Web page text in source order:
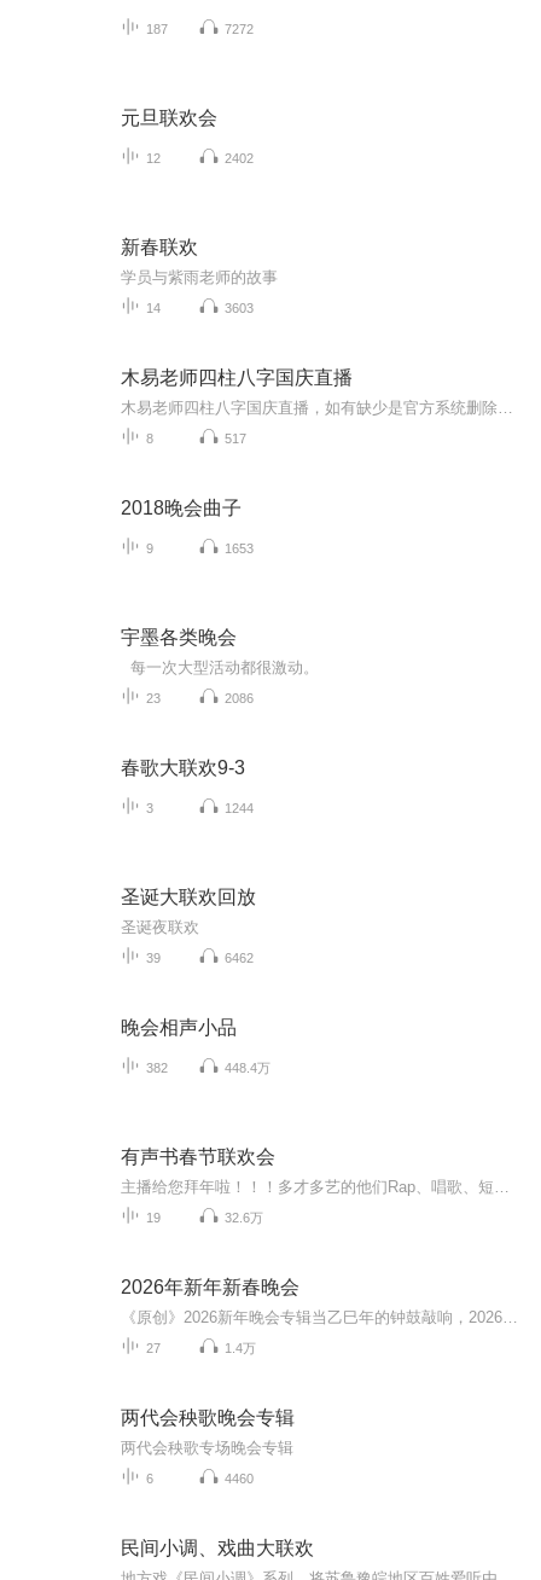
187 7272
元旦联欢会
12 2402
新春联欢
学员与紫雨老师的故事
14 3603
木易老师四柱八字国庆直播
8 517
2018晚会曲子
9 1653
宇墨各类晚会
每一次大型活动都很激动。
23 2086
春歌大联欢9-3
3 1244
圣诞大联欢回放
圣诞夜联欢
39 6462
晚会相声小品
382 448.4万
有声书春节联欢会
19 32.6万
2026年新年新春晚会
27 1.4万
两代会秧歌晚会专辑
两代会秧歌专场晚会专辑
6 4460
民间小调、戏曲大联欢